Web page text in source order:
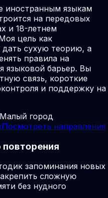
иностранным языкам
на передовых
и 18-летнем
цель как
сухую теорию, а
правила на
языковой барьер. Вы
связь, короткие
и поддержку на
Малый город
Посмотреть направления
запоминания новых
сложную
без нудного